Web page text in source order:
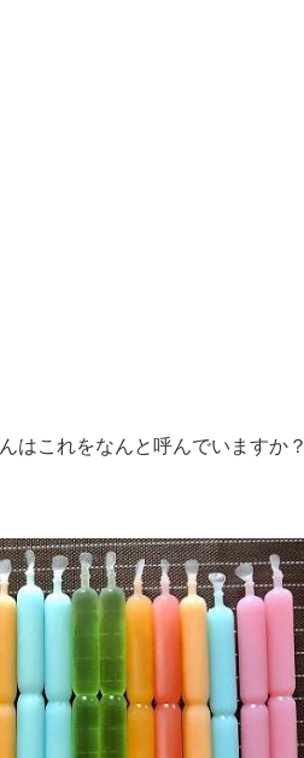
はこれをなんと呼んでいますか？